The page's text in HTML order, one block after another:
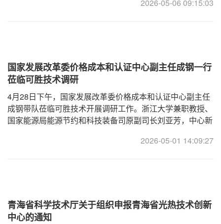
2026-05-06 09:15:03
国家发展改革委价格成本和认证中心副主任成钢一行
莅临可胜技术调研
4月28日下午，国家发展改革委价格成本和认证中心副主任
成钢带队莅临可胜技术开展调研工作。浙江大学兼职教授、
国家能源局能源节约和科技装备司原副司长刘亚芳，中心新
2026-05-01 14:09:27
青海省科学技术厅关于组织申报青海省光热技术创新
中心的通知